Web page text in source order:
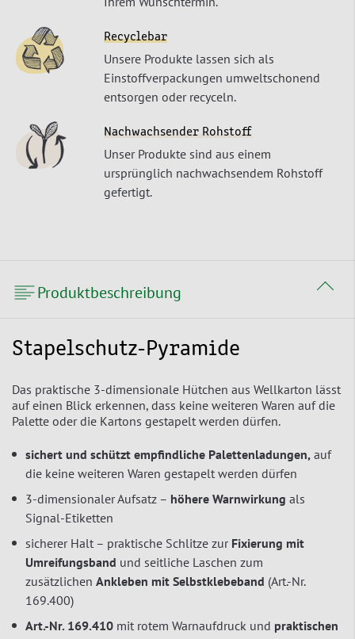
Recyclebar
Unsere Produkte lassen sich als
Einstoffverpackungen umweltschonend
entsorgen oder recyceln.
Nachwachsender Rohstoff
Unser Produkte sind aus einem
ursprünglich nachwachsendem Rohstoff
gefertigt.
Produktbeschreibung
Stapelschutz-Pyramide
Das praktische 3-dimensionale Hütchen aus Wellkarton lässt
auf einen Blick erkennen, dass keine weiteren Waren auf die
Palette oder die Kartons gestapelt werden dürfen.
sichert und schützt empfindliche Palettenladungen, auf
die keine weiteren Waren gestapelt werden dürfen
3-dimensionaler Aufsatz – höhere Warnwirkung als
Signal-Etiketten
sicherer Halt – praktische Schlitze zur Fixierung mit
Umreifungsband und seitliche Laschen zum
zusätzlichen Ankleben mit Selbstklebeband (Art.-Nr.
169.400)
Art.-Nr. 169.410 mit rotem Warnaufdruck und praktischen